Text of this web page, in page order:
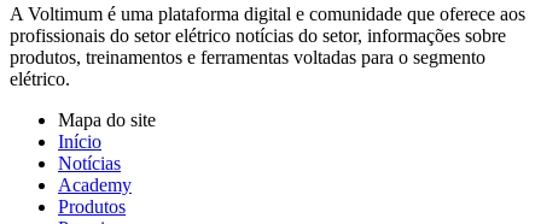
A Voltimum é uma plataforma digital e comunidade que oferece aos
profissionais do setor elétrico notícias do setor, informações sobre
produtos, treinamentos e ferramentas voltadas para o segmento
elétrico.
Mapa do site
Início
Notícias
Academy
Produtos